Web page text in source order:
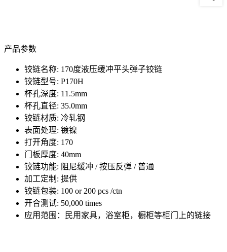
产品参数
铰链名称: 170度液压缓冲平头弹子铰链
铰链型号: P170H
杯孔深度: 11.5mm
杯孔直径: 35.0mm
铰链材质: 冷轧钢
表面处理: 镀镍
打开角度: 170
门板厚度: 40mm
铰链功能: 阻尼缓冲 / 按压反弹 / 普通
加工定制: 提供
铰链包装: 100 or 200 pcs /ctn
开合测试: 50,000 times
应用范围：民用家具，浴室柜，橱柜等柜门上的链接